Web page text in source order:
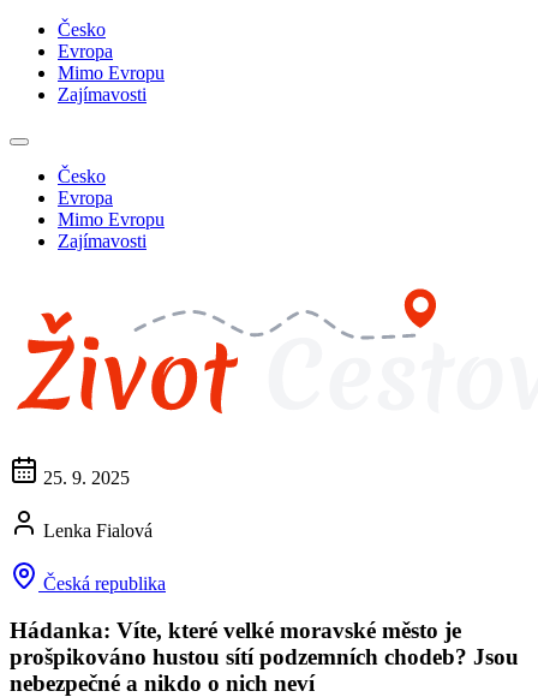
Česko
Evropa
Mimo Evropu
Zajímavosti
Česko
Evropa
Mimo Evropu
Zajímavosti
25. 9. 2025
Lenka Fialová
Česká republika
Hádanka: Víte, které velké moravské město je
prošpikováno hustou sítí podzemních chodeb? Jsou
nebezpečné a nikdo o nich neví